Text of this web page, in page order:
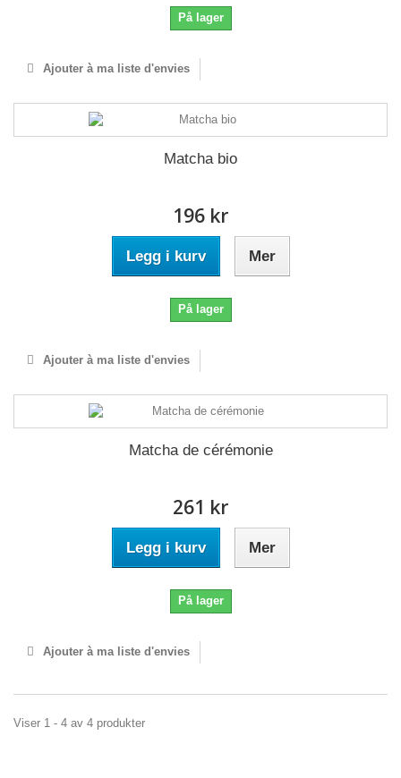
På lager
Ajouter à ma liste d'envies
Matcha bio
196 kr
Legg i kurv Mer
På lager
Ajouter à ma liste d'envies
Matcha de cérémonie
261 kr
Legg i kurv Mer
På lager
Ajouter à ma liste d'envies
Viser 1 - 4 av 4 produkter